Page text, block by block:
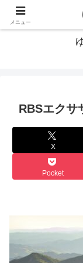
カリフォルニア
RBSエクサ
X
Pocket
メニュー